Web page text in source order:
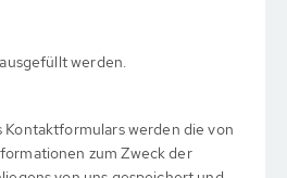
werden.
Kontaktformulars werden die von
zum Zweck der